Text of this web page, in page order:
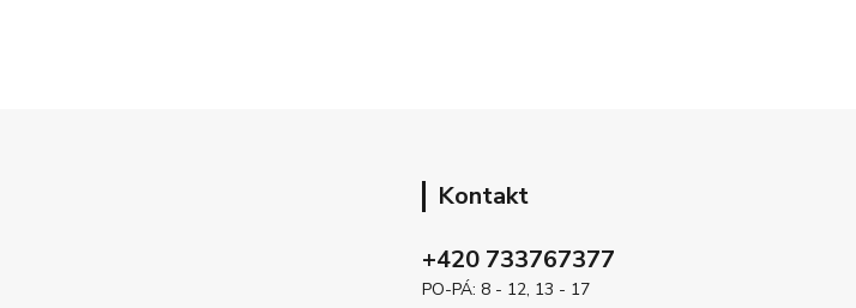
Kontakt
+420 733767377
PO-PÁ: 8 - 12, 13 - 17